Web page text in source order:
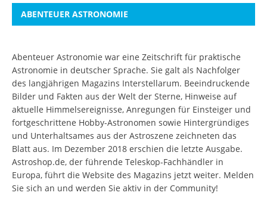
ABENTEUER ASTRONOMIE
Abenteuer Astronomie war eine Zeitschrift für praktische
Astronomie in deutscher Sprache. Sie galt als Nachfolger
des langjährigen Magazins Interstellarum. Beeindruckende
Bilder und Fakten aus der Welt der Sterne, Hinweise auf
aktuelle Himmelsereignisse, Anregungen für Einsteiger und
fortgeschrittene Hobby-Astronomen sowie Hintergründiges
und Unterhaltsames aus der Astroszene zeichneten das
Blatt aus. Im Dezember 2018 erschien die letzte Ausgabe.
Astroshop.de, der führende Teleskop-Fachhändler in
Europa, führt die Website des Magazins jetzt weiter. Melden
Sie sich an und werden Sie aktiv in der Community!